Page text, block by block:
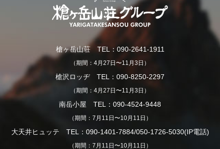
槍ヶ岳山荘 TEL：090-2641-1911
（期間：4月27日〜11月3日）
槍沢ロッヂ TEL：090-8250-2297
（期間：4月27日〜11月3日）
南岳小屋 TEL：090-4524-9448
（期間：7月11日〜10月11日）
大天井ヒュッテ TEL：090-1401-7884/050-1726-5030(IP電話)
（期間：7月11日〜10月11日）